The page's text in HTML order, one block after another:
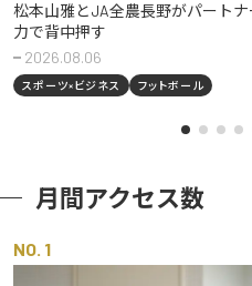
松本山雅とJA全農長野がパートナ
力で背中押す
2026.08.06
スポーツ×ビジネス フットボール
月間アクセス数
NO